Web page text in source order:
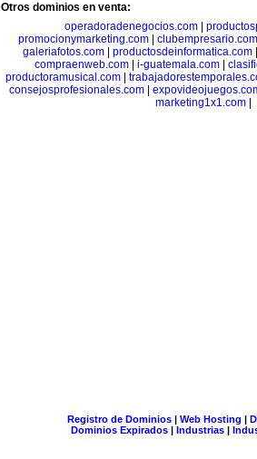
Otros dominios en venta:
operadoradenegocios.com|
promocionymarketing.com| clubempresario.com
galeriafotos.com
productosdeinformatica.com
compraenweb.com| i-guatemala.com|
productoramusical.com
consejosprofesionales.com|
marketing1x1.com
Registro de Dominios| Web Hosting |
Dominios Expirados | Industrias |